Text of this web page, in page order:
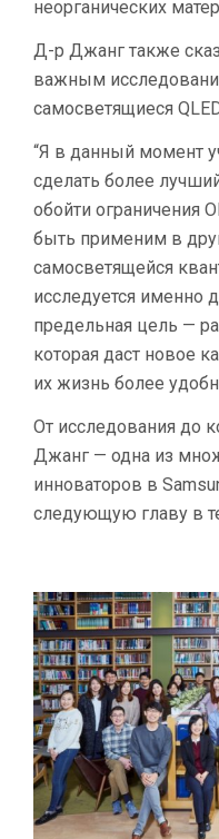
неорганических
Д-р Джанг также
важным
самосветящиеся
“Я в данный момент
сделать более
обойти ограничения
быть применим в
самосветящейся
исследуется именно
предельная цель —
которая даст новое
их жизнь более
От исследования до
Джанг — одна из
инноваторов в
следующую главу в